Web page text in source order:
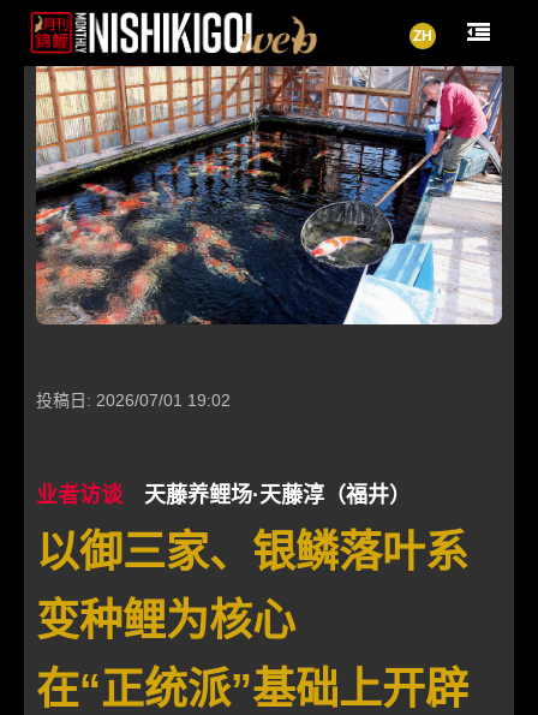
投稿日: 2026/07/01 19:02
业者访谈 天藤养鲤场·天藤淳（福井）
以御三家、银鳞落叶系
变种鲤为核心
在“正统派”基础上开辟
ZH